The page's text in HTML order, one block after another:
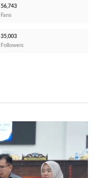
56,743
Fans
35,003
Followers